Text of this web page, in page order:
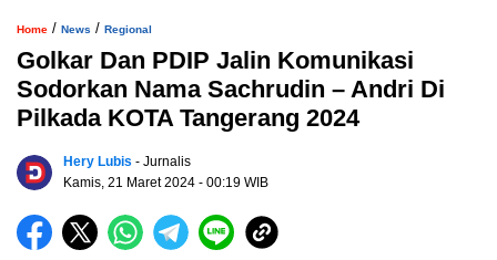
Home / News / Regional
Golkar Dan PDIP Jalin Komunikasi
Sodorkan Nama Sachrudin – Andri Di
Pilkada KOTA Tangerang 2024
Hery Lubis - Jurnalis
Kamis, 21 Maret 2024 - 00:19 WIB